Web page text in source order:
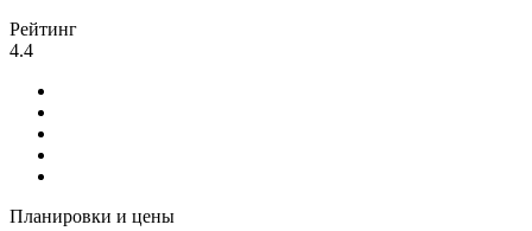
Рейтинг
4.4
Планировки и цены